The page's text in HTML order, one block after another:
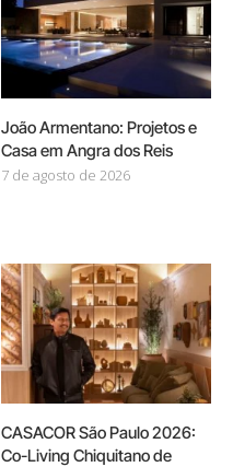
João Armentano: Projetos e
Casa em Angra dos Reis
7 de agosto de 2026
CASACOR São Paulo 2026:
Co-Living Chiquitano de